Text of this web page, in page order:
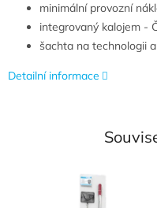
minimální provozní
integrovaný kalojem -
šachta na technologii
Detailní informace